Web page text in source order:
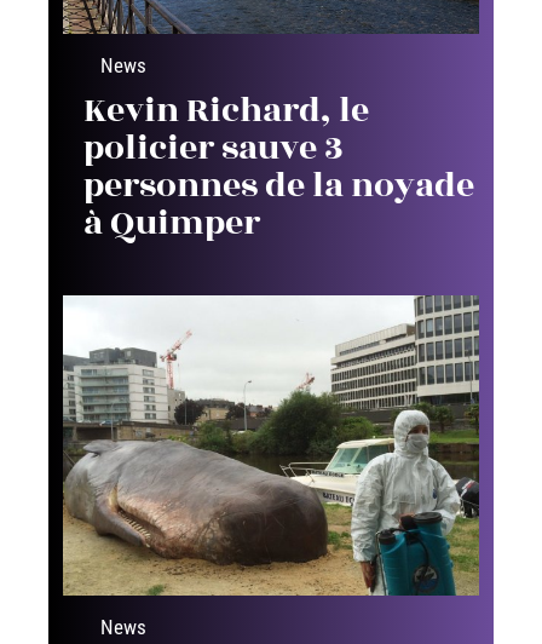
News
Kevin Richard, le
policier sauve 3
personnes de la noyade
à Quimper
News